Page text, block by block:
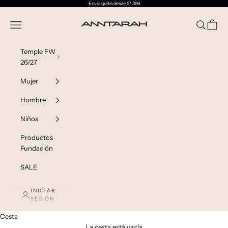
Envío gratis desde S/ 399
Anntarah Perú
Menú Buscar
Cesta
Temple FW
26/27
Mujer
Hombre
Niños
Productos
Fundación
SALE
INICIAR
SESIÓN
Cesta